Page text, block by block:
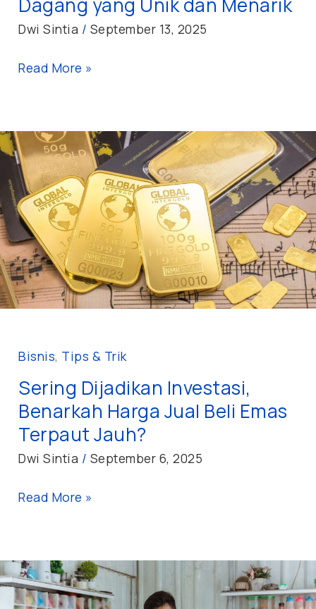
Dwi Sintia / September 13, 2025
Read More »
Bisnis, Tips & Trik
Sering Dijadikan Investasi,
Benarkah Harga Jual Beli Emas
Terpaut Jauh?
Dwi Sintia / September 6, 2025
Sering
Dijadikan
Investasi,
Benarkah
Harga
Jual
Beli
Emas
Terpaut
Read More »
Pengen
Jadi